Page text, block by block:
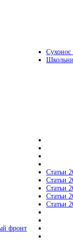
Статьи
Статьи
Статьи
Статьи
Статьи
фронт